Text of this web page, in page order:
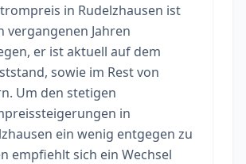
in Rudelzhausen ist
vergangenen Jahren
er ist aktuell auf dem
sowie im Rest von
Um den stetigen
in
ein wenig entgegen zu
empfiehlt sich ein Wechsel